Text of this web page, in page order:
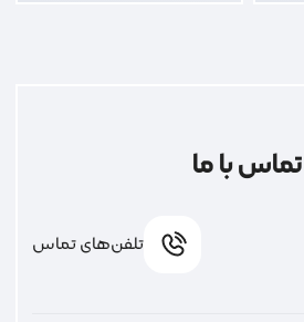
تماس با ما
تلفن‌های تماس